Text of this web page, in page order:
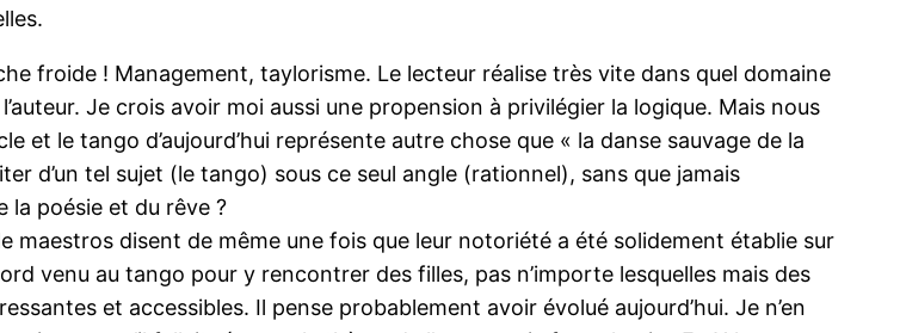
froide ! Management, taylorisme. Le lecteur réalise très vite dans quel domaine
Je crois avoir moi aussi une propension à privilégier la logique. Mais nous
et le tango d’aujourd’hui représente autre chose que « la danse sauvage de la
d’un tel sujet (le tango) sous ce seul angle (rationnel), sans que jamais
la poésie et du rêve ?
maestros disent de même une fois que leur notoriété a été solidement établie sur
venu au tango pour y rencontrer des filles, pas n’importe lesquelles mais des
et accessibles. Il pense probablement avoir évolué aujourd’hui. Je n’en